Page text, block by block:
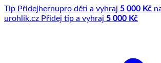
Tip Přidejhernupro děti a vyhraj 5 000 Kč
urohlik.cz Přidej tip a vyhraj 5 000 Kč